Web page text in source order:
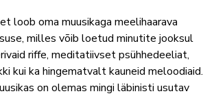
loob oma muusikaga meelihaarava
milles võib loetud minutite jooksul
riffe, meditatiivset psühhedeeliat,
kui ka hingematvalt kauneid meloodiaid.
on olemas mingi läbinisti usutav